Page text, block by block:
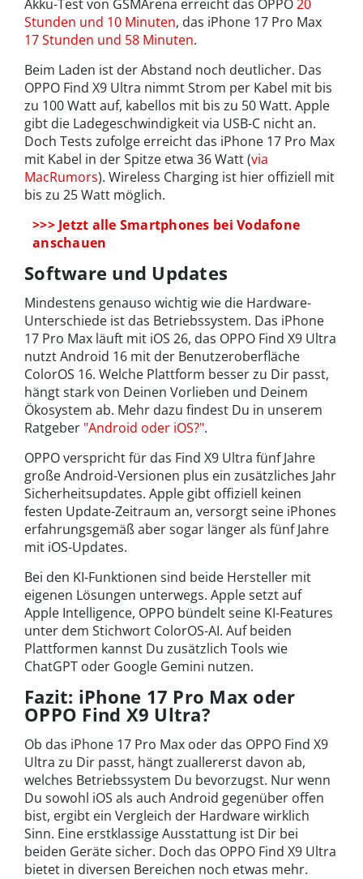
Akku-Test von GSMArena erreicht das OPPO20
Stunden und 10 Minuten, das iPhone 17 Pro Max
17 Stunden und 58 Minuten.
Beim Laden ist der Abstand noch deutlicher. Das
OPPO Find X9 Ultra nimmt Strom per Kabel mit bis
zu 100 Watt auf, kabellos mit bis zu 50 Watt. Apple
gibt die Ladegeschwindigkeit via USB-C nicht an.
Doch Tests zufolge erreicht das iPhone 17 Pro Max
mit Kabel in der Spitze etwa 36 Watt (via
MacRumors). Wireless Charging ist hier offiziell mit
bis zu 25 Watt möglich.
>>> Jetzt alle Smartphones bei Vodafone
anschauen
Software und Updates
Mindestens genauso wichtig wie die Hardware-
Unterschiede ist das Betriebssystem. Das iPhone
17 Pro Max läuft mit iOS 26, das OPPO Find X9 Ultra
nutzt Android 16 mit der Benutzeroberfläche
ColorOS 16. Welche Plattform besser zu Dir passt,
hängt stark von Deinen Vorlieben und Deinem
Ökosystem ab. Mehr dazu findest Du in unserem
Ratgeber "Android oder iOS?".
OPPO verspricht für das Find X9 Ultra fünf Jahre
große Android-Versionen plus ein zusätzliches Jahr
Sicherheitsupdates. Apple gibt offiziell keinen
festen Update-Zeitraum an, versorgt seine iPhones
erfahrungsgemäß aber sogar länger als fünf Jahre
mit iOS-Updates.
Bei den KI-Funktionen sind beide Hersteller mit
eigenen Lösungen unterwegs. Apple setzt auf
Apple Intelligence, OPPO bündelt seine KI-Features
unter dem Stichwort ColorOS-AI. Auf beiden
Plattformen kannst Du zusätzlich Tools wie
ChatGPT oder Google Gemini nutzen.
Fazit: iPhone 17 Pro Max oder
OPPO Find X9 Ultra?
Ob das iPhone 17 Pro Max oder das OPPO Find X9
Ultra zu Dir passt, hängt zuallererst davon ab,
welches Betriebssystem Du bevorzugst. Nur wenn
Du sowohl iOS als auch Android gegenüber offen
bist, ergibt ein Vergleich der Hardware wirklich
Sinn. Eine erstklassige Ausstattung ist Dir bei
beiden Geräte sicher. Doch das OPPO Find X9 Ultra
bietet in diversen Bereichen noch etwas mehr.